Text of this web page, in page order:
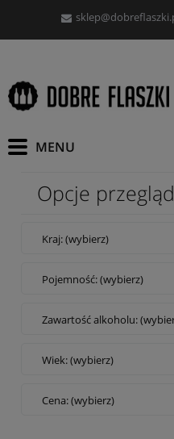
Opcje
Kraj: (wybierz)
Pojemność: (wybierz)
Zawartość alkoholu:
Wiek: (wybierz)
Cena: (wybierz)